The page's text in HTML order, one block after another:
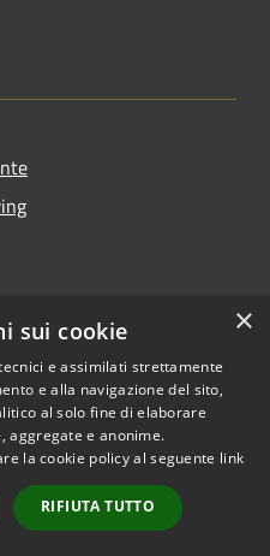
Copyright © 2020 •
Comune di Grugliasco •
Powered byMunicipium
×
sui cookie
e assimilati strettamente
e alla navigazione del sito,
al solo fine di elaborare
aggregate e anonime.
la cookie policy al seguente link
RIFIUTA TUTTO